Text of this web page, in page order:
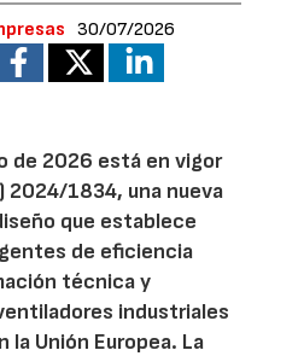
30/07/2026
de 2026 está en vigor
2024/1834, una nueva
que establece
de eficiencia
técnica y
industriales
la Unión Europea. La